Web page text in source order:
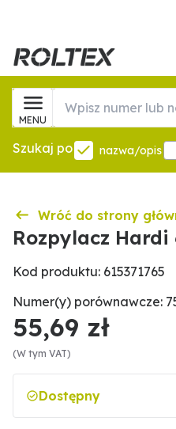
MENU
Szukaj po nazwa/opis
Wróć do strony
Rozpylacz Hardi
Kod produktu: 615371765
Numer(y) porównawcze:
55,69 zł
(W tym VAT)
Dostępny